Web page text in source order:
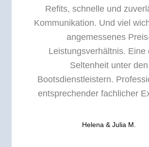
Refits, schnelle und
Kommunikation. Und viel
angemessenes
Leistungsverhältnis. Eine
Seltenheit unter den
Bootsdienstleistern.
entsprechender fachlicher
Helena & Julia M.